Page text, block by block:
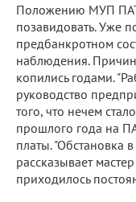
Положению МУП
позавидовать. Уже
предбанкротном
наблюдения.
копились годами.
руководство
того, что нечем
прошлого года на
платы. "Обстановка
рассказывает
приходилось